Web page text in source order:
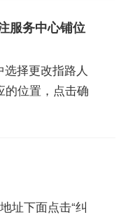
服务中心铺位
择更改指路人
的位置，点击确
址下面点击“纠